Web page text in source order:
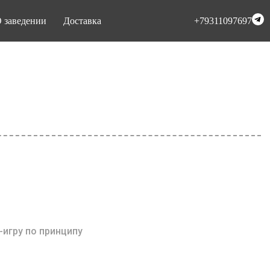
заведении Доставка +79311097697
по принципу